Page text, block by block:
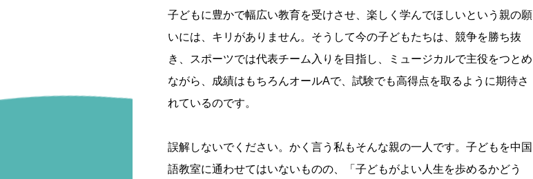
子どもに豊かで幅広い教育を受けさせ、楽しく学んでほしいという親の願
いには、キリがありません。そうして今の子どもたちは、競争を勝ち抜
き、スポーツでは代表チーム入りを目指し、ミュージカルで主役をつとめ
ながら、成績はもちろんオールAで、試験でも高得点を取るように期待さ
れているのです。
誤解しないでください。かく言う私もそんな親の一人です。子どもを中国
語教室に通わせてはいないものの、「子どもがよい人生を歩めるかどう